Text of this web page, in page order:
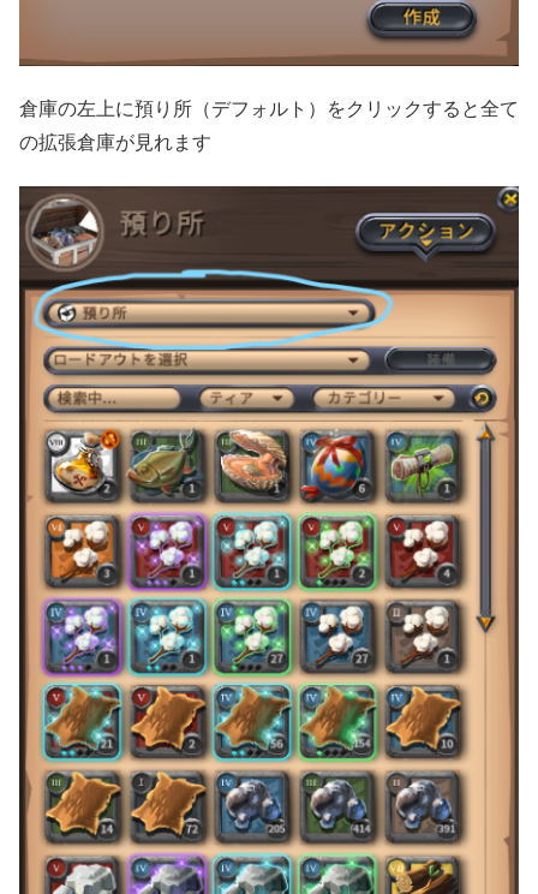
倉庫の左上に預り所（デフォルト）をクリックすると全て
の拡張倉庫が見れます